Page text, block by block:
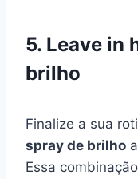
5. Leave in
brilho
Finalize a sua
spray de brilho
Essa